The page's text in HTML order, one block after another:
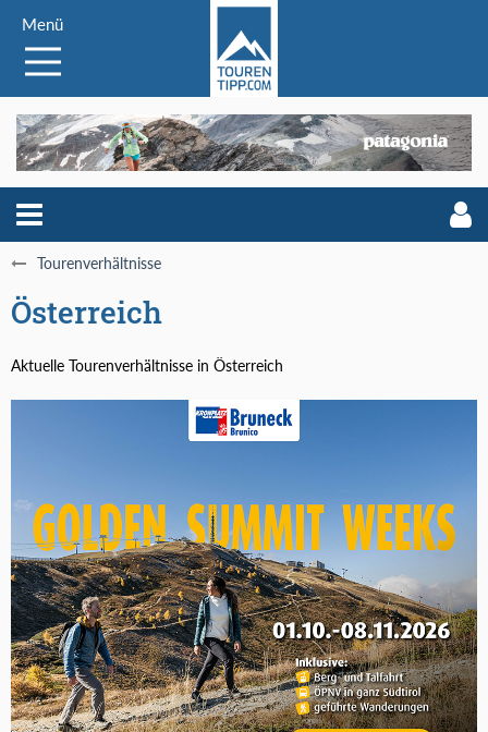
Menü
Tourenverhältnisse
Österreich
Aktuelle Tourenverhältnisse in Österreich